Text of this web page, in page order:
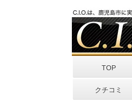
TOP
クチコミ